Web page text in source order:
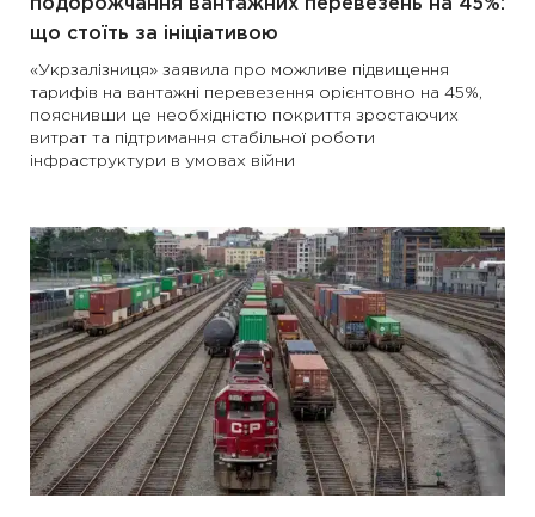
подорожчання вантажних перевезень на 45%:
що стоїть за ініціативою
«Укрзалізниця» заявила про можливе підвищення
тарифів на вантажні перевезення орієнтовно на 45%,
пояснивши це необхідністю покриття зростаючих
витрат та підтримання стабільної роботи
інфраструктури в умовах війни